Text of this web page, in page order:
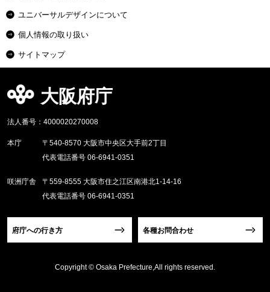
ユニバーサルデザインについて
個人情報の取り扱い
サイトマップ
大阪府庁
法人番号：4000020270008
本庁
〒540-8570 大阪市中央区大手前2丁目
代表電話番号 06-6941-0351
咲洲庁舎
〒559-8555 大阪市住之江区南港北1-14-16
代表電話番号 06-6941-0351
府庁への行き方 各種お問合わせ
Copyright © Osaka Prefecture,All rights reserved.